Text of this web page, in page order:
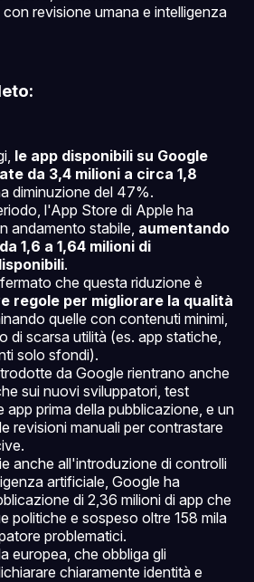
revisione umana e intelligenza
le app disponibili su Google
da 3,4 milioni a circa 1,8
diminuzione del 47%.
l'App Store di Apple ha
andamento stabile, aumentando
1,6 a 1,64 milioni di
.
che questa riduzione è
regole per migliorare la qualità
quelle con contenuti minimi,
di scarsa utilità (es. app statiche,
solo sfondi).
da Google rientrano anche
sui nuovi sviluppatori, test
app prima della pubblicazione, e un
revisioni manuali per contrastare
anche all'introduzione di controlli
artificiale, Google ha
di 2,36 milioni di app che
politiche e sospeso oltre 158 mila
problematici.
europea, che obbliga gli
chiaramente identità e